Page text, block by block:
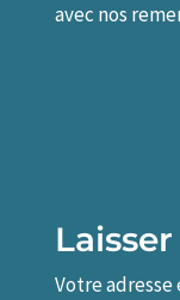
avec nos
Votre adresse